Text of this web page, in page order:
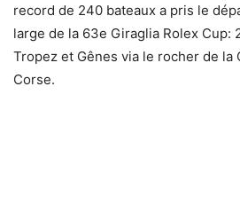
record de 240 bateaux a pris le
large de la 63e Giraglia Rolex
Tropez et Gênes via le rocher de la
Corse.